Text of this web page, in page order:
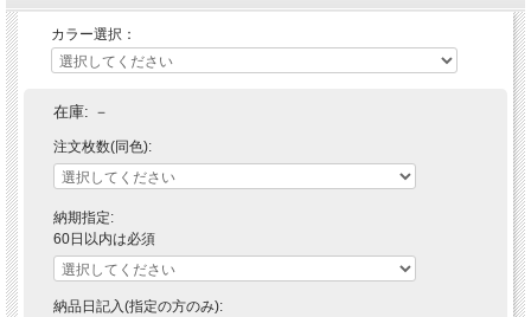
カラー選択：
在庫: －
注文枚数(同色):
納期指定:
60日以内は必須
納品日記入(指定の方のみ):